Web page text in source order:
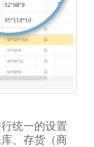
统一的设置
、存货（商